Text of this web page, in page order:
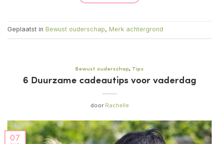
Geplaatst in Bewust ouderschap, Merk achtergrond
Bewust ouderschap, Tips
6 Duurzame cadeautips voor vaderdag
door Rachelle
07